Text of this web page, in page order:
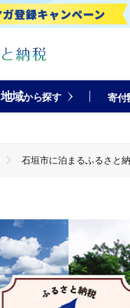
地域から探す 寄付
石垣市に泊まるふるさと